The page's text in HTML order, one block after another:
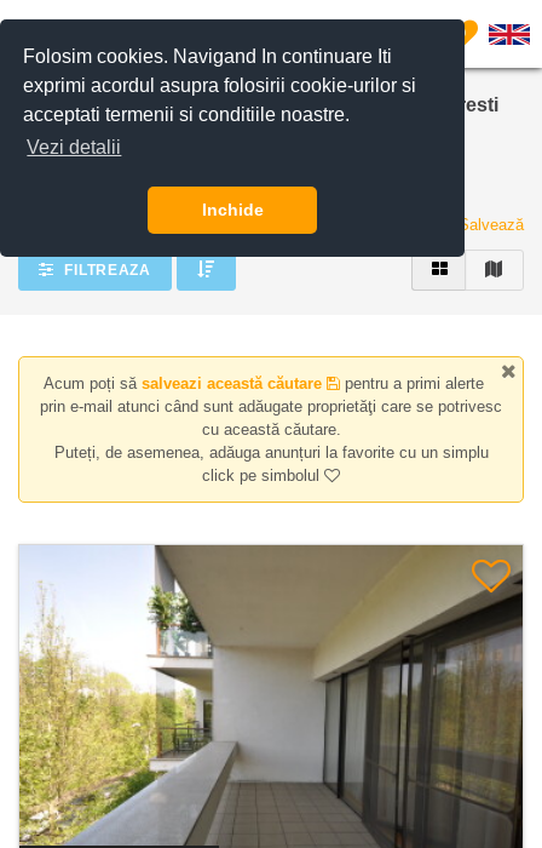
Folosim cookies. Navigand In continuare Iti
exprimi acordul asupra folosirii cookie-urilor si
acceptati termenii si conditiile noastre.
Vezi detalii
Inchide
0
Inchiriere apartamente Herastrau Nordului Bucuresti
Apartemente de inchiriat in zona Herastrau Nordului
Bucuresti Sector 1 | BLISS Imobiliare
Salvează
FILTREAZA
Acum poți să salveazi această căutare
pentru a primi alerte
prin e-mail atunci când sunt adăugate proprietăţi care se potrivesc
cu această căutare.
Puteți, de asemenea, adăuga anunțuri la favorite cu un simplu
click pe simbolul